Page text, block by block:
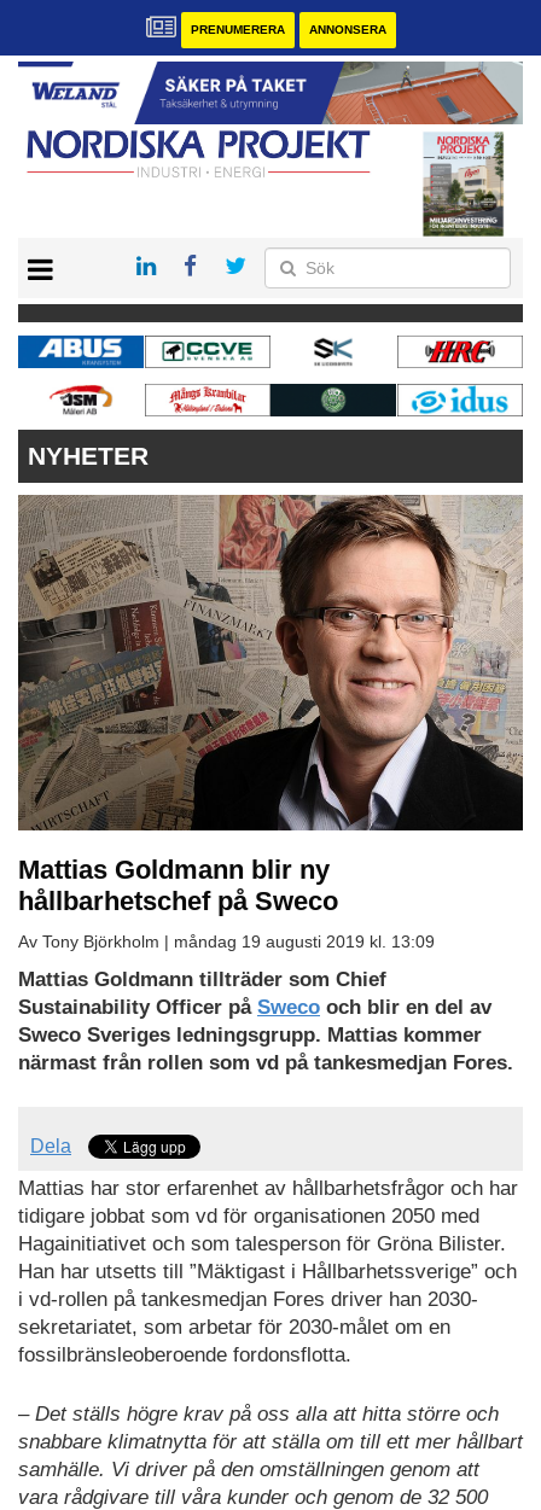
PRENUMERERA ANNONSERA
KONTAKT
VÅRA ANDRA MAGASIN
PRENUMERERA
ANNONSERA
NYHETER
Mattias Goldmann blir ny
hållbarhetschef på Sweco
Av Tony Björkholm | måndag 19 augusti 2019 kl. 13:09
Mattias Goldmann tillträder som Chief
Sustainability Officer på Sweco och blir en del av
Sweco Sveriges ledningsgrupp. Mattias kommer
närmast från rollen som vd på tankesmedjan Fores.
Dela
Mattias har stor erfarenhet av hållbarhetsfrågor och har
tidigare jobbat som vd för organisationen 2050 med
Hagainitiativet och som talesperson för Gröna Bilister.
Han har utsetts till ”Mäktigast i Hållbarhetssverige” och
i vd-rollen på tankesmedjan Fores driver han 2030-
sekretariatet, som arbetar för 2030-målet om en
fossilbränsleoberoende fordonsflotta.
– Det ställs högre krav på oss alla att hitta större och
snabbare klimatnytta för att ställa om till ett mer hållbart
samhälle. Vi driver på den omställningen genom att
vara rådgivare till våra kunder och genom de 32 500